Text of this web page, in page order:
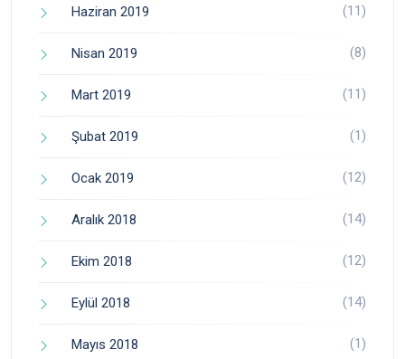
Haziran 2019 (11)
Nisan 2019 (8)
Mart 2019 (11)
Şubat 2019 (1)
Ocak 2019 (12)
Aralık 2018 (14)
Ekim 2018 (12)
Eylül 2018 (14)
Mayıs 2018 (1)